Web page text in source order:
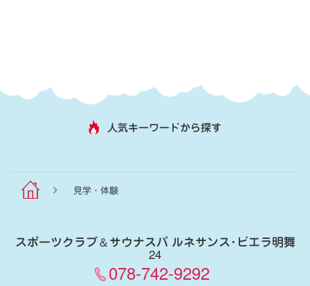
人気キーワードから探す
見学・体験
スポーツクラブ＆サウナスパ ルネサンス･ビエラ明舞
24
078-742-9292